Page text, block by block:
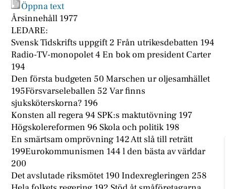
Öppna text
Årsinnehåll 1977
LEDARE:
Svensk Tidskrifts uppgift 2 Från utrikesdebatten 194
Radio-TV-monopolet 4 En bok om president Carter
194
Den första budgeten 50 Marschen ur oljesamhället
195Försvarseleballen 52 Var finns
sjuksköterskorna? 196
Konsten all regera 94 SPK:s maktutövning 197
Högskolereformen 96 Skola och politik 198
En smärtsam omprövning 142 Att slå till reträtt
199Eurokommunismen 144 l den bästa av världar
200
Det avslutade riksmötet 190 Indexregleringen 258